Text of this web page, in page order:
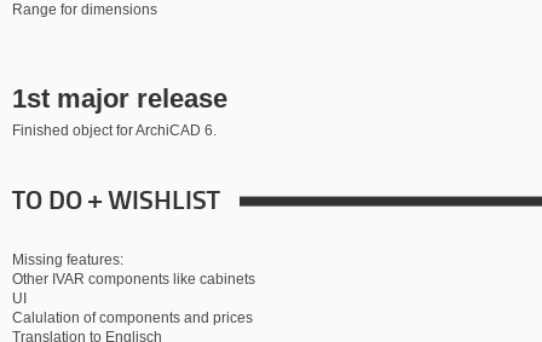
Range for dimensions
1st major release
Finished object for ArchiCAD 6.
TO DO + WISHLIST
Missing features:
Other IVAR components like cabinets
UI
Calulation of components and prices
Translation to Englisch